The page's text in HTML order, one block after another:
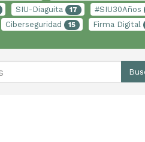
SIU-Diaguita 17 #SIU30Años
Ciberseguridad 15 Firma Digital